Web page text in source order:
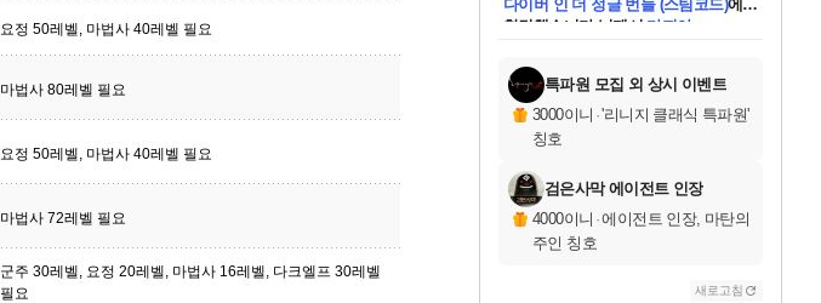
요정 50레벨, 마법사 40레벨 필요
마법사 80레벨 필요
요정 50레벨, 마법사 40레벨 필요
마법사 72레벨 필요
군주 30레벨, 요정 20레벨, 마법사 16레벨, 다크엘프 30레벨
필요
교환.
당첨되셨습니다.
당첨되셨습니다.
데피니티브 에디션 (스팀코드)에
당첨되셨습니다.
당첨되셨습니다.
당첨되셨습니다.
당첨되셨습니다.
에디션 (스팀코드)를 교환.
당첨되셨습니다.
특파원 모집 외 상시 이벤트
3000이니 ·'리니지 클래식 특파원'
칭호
검은사막 에이전트 인장
4000이니 ·에이전트 인장, 마탄의
주인 칭호
새로고침